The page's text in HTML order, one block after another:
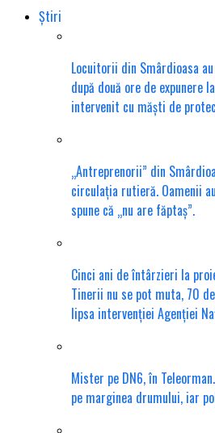
Știri
Locuitorii din Smârdioasa
după două ore de expunere
intervenit cu măști de
„Antreprenorii” din
circulația rutieră. Oamenii
spune că „nu are făptaș”.
Cinci ani de întârzieri la
Tinerii nu se pot muta, 70
lipsa intervenției Agenției
Mister pe DN6, în
pe marginea drumului, iar